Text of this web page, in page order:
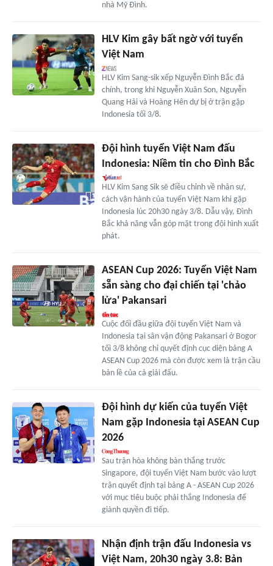
nhà Mỹ Đình.
HLV Kim gây bất ngờ với tuyển
Việt Nam
HLV Kim Sang-sik xếp Nguyễn Đình Bắc đá
chính, trong khi Nguyễn Xuân Son, Nguyễn
Quang Hải và Hoàng Hên dự bị ở trận gặp
Indonesia tối 3/8.
Đội hình tuyển Việt Nam đấu
Indonesia: Niềm tin cho Đình Bắc
HLV Kim Sang Sik sẽ điều chỉnh về nhân sự,
cách vận hành của tuyển Việt Nam khi gặp
Indonesia lúc 20h30 ngày 3/8. Dẫu vậy, Đình
Bắc khả năng vẫn góp mặt trong đội hình xuất
phát.
ASEAN Cup 2026: Tuyển Việt Nam
sẵn sàng cho đại chiến tại 'chảo
lửa' Pakansari
Cuộc đối đầu giữa đội tuyển Việt Nam và
Indonesia tại sân vận động Pakansari ở Bogor
tối 3/8 không chỉ quyết định cục diện bảng A
ASEAN Cup 2026 mà còn được xem là trận cầu
bản lề của cả giải đấu.
Đội hình dự kiến của tuyển Việt
Nam gặp Indonesia tại ASEAN Cup
2026
Sau trận hòa không bàn thắng trước
Singapore, đội tuyển Việt Nam bước vào lượt
trận quyết định tại bảng A - ASEAN Cup 2026
với mục tiêu buộc phải thắng Indonesia để
giành quyền đi tiếp.
Nhận định trận đấu Indonesia vs
Việt Nam, 20h30 ngày 3.8: Bản